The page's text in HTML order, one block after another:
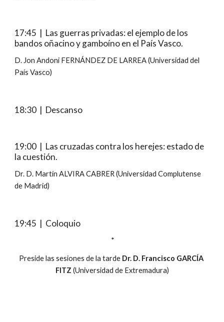
17:45  |  Las guerras privadas: el ejemplo de los
bandos oñacino y gamboíno en el País Vasco.
D. Jon Andoni FERNÁNDEZ DE LARREA (Universidad del
País Vasco)
18:30  |  Descanso
19:00  |  Las cruzadas contra los herejes: estado de
la cuestión.
Dr. D. Martín ALVIRA CABRER (Universidad Complutense
de Madrid)
19:45  |  Coloquio
*
Preside las sesiones de la tarde Dr. D. Francisco GARCÍA
FITZ (Universidad de Extremadura)